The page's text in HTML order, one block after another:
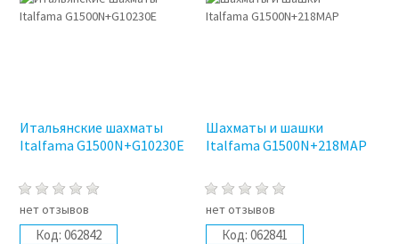
Итальянские шахматы
Italfama G1500N+G10230E
нет отзывов
Код: 062842
Шахматы и шашки
Italfama G1500N+218MAP
нет отзывов
Код: 062841